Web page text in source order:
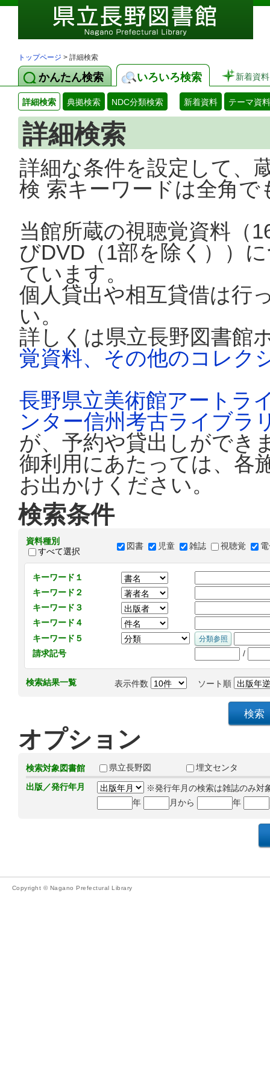
トップページ > 詳細検索
かんたん検索 いろいろ検索 新着資料
詳細検索 典拠検索 NDC分類検索 新着資料 テーマ資料
詳細検索
詳細な条件を設定して、
検 索キーワードは全角
当館所蔵の視聴覚資料（
びDVD（1部を除く））
ています。
個人貸出や相互貸借は行
い。
詳しくは県立長野図書館
覚資料、その他のコレク
長野県立美術館アートラ
ンター信州考古ライブラ
が、予約や貸出しができ
御利用にあたっては、各
お出かけください。
検索条件
資料種別
すべて選択
図書 児童 雑誌 視聴覚
キーワード１
キーワード２
キーワード３
キーワード４
キーワード５
請求記号
/
検索結果一覧 表示件数 ソート順
オプション
検索対象図書館 県立長野図
埋文センタ
出版／発行年月
※発行年月の検索は雑誌のみ対
年
月から 年
Copyright © Nagano Prefectural Library